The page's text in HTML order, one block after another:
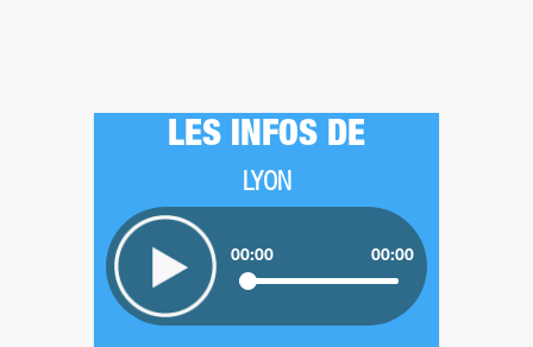
LES INFOS DE
LYON
00:00 00:00